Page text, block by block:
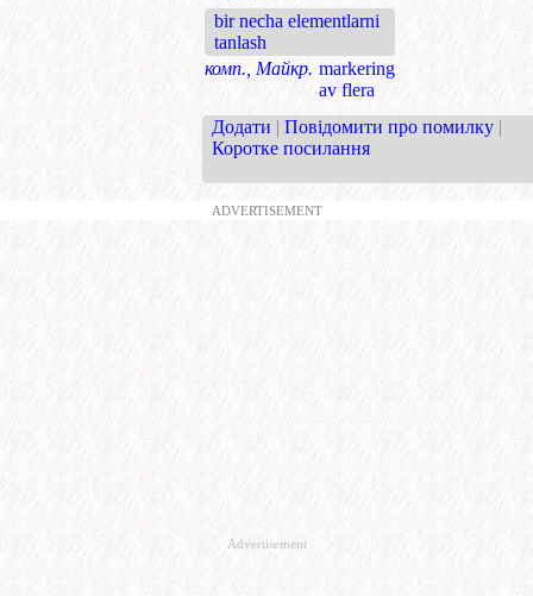
bir necha elementlarni
tanlash
комп., Майкр. markering
av flera
Додати | Повідомити про помилку |
Коротке посилання
ADVERTISEMENT
Advertisement